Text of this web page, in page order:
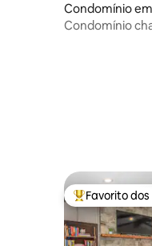
Condomínio
Condomínio
Favoritos dos
Favorito